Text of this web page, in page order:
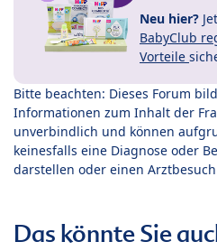
Neu hier?
BabyClub
Vorteile
Bitte beachten: Dieses Forum
Informationen zum Inhalt der
unverbindlich und können
keinesfalls eine Diagnose oder
darstellen oder einen
Das könnte Sie